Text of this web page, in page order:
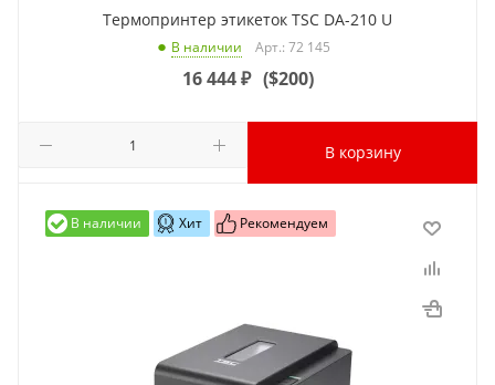
Термопринтер этикеток TSC DA-210 U
В наличии Арт.: 72 145
16 444₽ ($200)
В корзину
В наличии Хит Рекомендуем